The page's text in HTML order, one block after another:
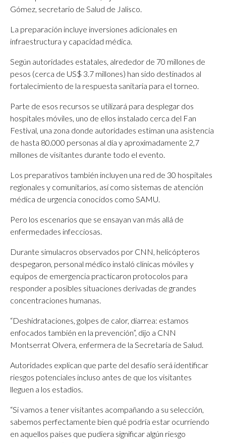
Gómez, secretario de Salud de Jalisco.
La preparación incluye inversiones adicionales en
infraestructura y capacidad médica.
Según autoridades estatales, alrededor de 70 millones de
pesos (cerca de US$ 3.7 millones) han sido destinados al
fortalecimiento de la respuesta sanitaria para el torneo.
Parte de esos recursos se utilizará para desplegar dos
hospitales móviles, uno de ellos instalado cerca del Fan
Festival, una zona donde autoridades estiman una asistencia
de hasta 80.000 personas al día y aproximadamente 2,7
millones de visitantes durante todo el evento.
Los preparativos también incluyen una red de 30 hospitales
regionales y comunitarios, así como sistemas de atención
médica de urgencia conocidos como SAMU.
Pero los escenarios que se ensayan van más allá de
enfermedades infecciosas.
Durante simulacros observados por CNN, helicópteros
despegaron, personal médico instaló clínicas móviles y
equipos de emergencia practicaron protocolos para
responder a posibles situaciones derivadas de grandes
concentraciones humanas.
“Deshidrataciones, golpes de calor, diarrea: estamos
enfocados también en la prevención”, dijo a CNN
Montserrat Olvera, enfermera de la Secretaría de Salud.
Autoridades explican que parte del desafío será identificar
riesgos potenciales incluso antes de que los visitantes
lleguen a los estadios.
“Si vamos a tener visitantes acompañando a su selección,
sabemos perfectamente bien qué podría estar ocurriendo
en aquellos países que pudiera significar algún riesgo